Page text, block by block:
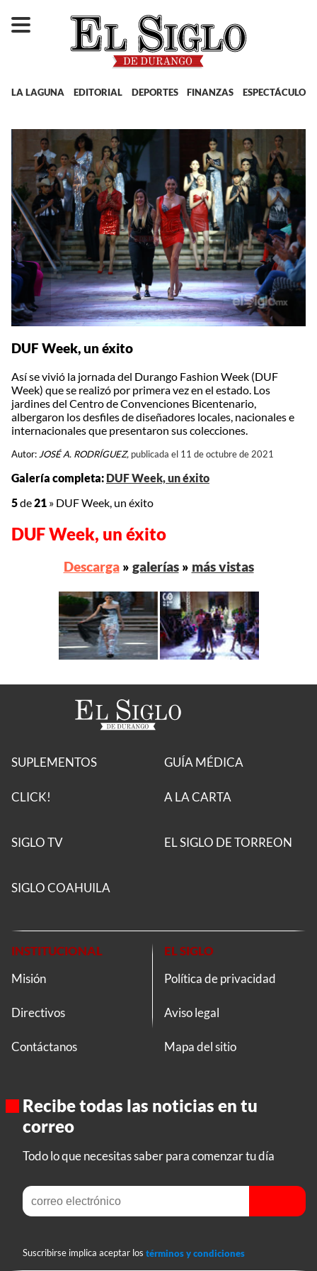
LA LAGUNA EDITORIAL DEPORTES FINANZAS ESPECTÁCULOS
DUF Week, un éxito
Así se vivió la jornada del Durango Fashion Week (DUF
Week) que se realizó por primera vez en el estado. Los
jardines del Centro de Convenciones Bicentenario,
albergaron los desfiles de diseñadores locales, nacionales e
internacionales que presentaron sus colecciones.
Autor: JOSÉ A. RODRÍGUEZ, publicada el 11 de octubre de 2021
Galería completa: DUF Week, un éxito
5de21 » DUF Week, un éxito
DUF Week, un éxito
Descarga» galerías» más vistas
SUPLEMENTOS
CLICK!
GUÍA MÉDICA
A LA CARTA
SIGLO TV EL SIGLO DE TORREON
SIGLO COAHUILA
INSTITUCIONAL
Misión
Directivos
Contáctanos
EL SIGLO
Política de privacidad
Aviso legal
Mapa del sitio
Recibe todas las noticias en tu
correo
Todo lo que necesitas saber para comenzar tu día
Suscribirse implica aceptar los términos y condiciones